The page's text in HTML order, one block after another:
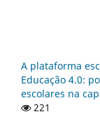
A plataforma
Educação 4.0:
escolares na
221